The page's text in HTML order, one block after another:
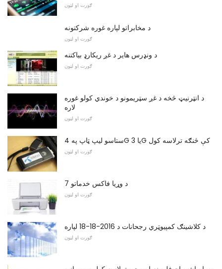
ګورت او لټون
د مخابراتو لپاره غوره شرکتونه
ګورت او لټون
د ونډرس هایر د غږ ریکارډ بیاکتنه
ګورت او لټون
د انټرنیټ څخه د غږ سټریمونو د خوندي کولو غوره
لاره
ګورت او لټون
ستاسو لیپ ټاپ په 4G یا 3G کې څنګه ترلاسه کول
ګورت او لټون
د وړیا فاکس خدماتو 7
ګورت او لټون
د کلاشینګ کمپیوټري رجحانات د 2016-18-18 لپاره
ګورت او لټون